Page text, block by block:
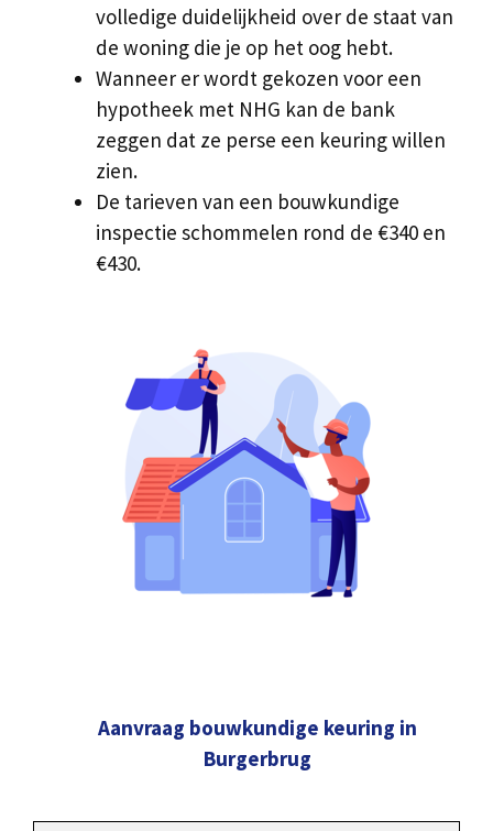
volledige duidelijkheid over de staat van
de woning die je op het oog hebt.
Wanneer er wordt gekozen voor een
hypotheek met NHG kan de bank
zeggen dat ze perse een keuring willen
zien.
De tarieven van een bouwkundige
inspectie schommelen rond de €340 en
€430.
Aanvraag bouwkundige keuring in
Burgerbrug